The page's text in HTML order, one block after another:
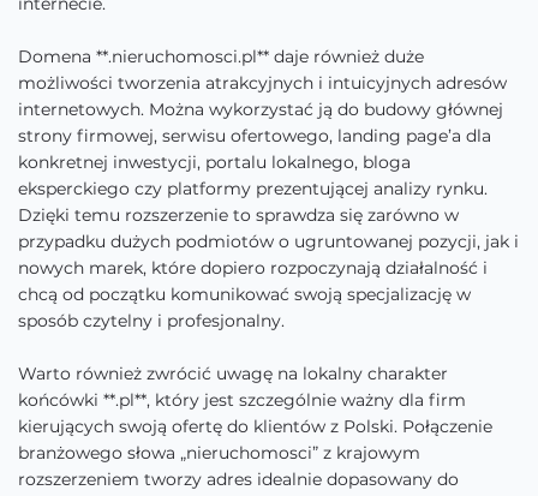
Domena **.nieruchomosci.pl** daje również duże
możliwości tworzenia atrakcyjnych i intuicyjnych adresów
internetowych. Można wykorzystać ją do budowy głównej
strony firmowej, serwisu ofertowego, landing page’a dla
konkretnej inwestycji, portalu lokalnego, bloga
eksperckiego czy platformy prezentującej analizy rynku.
Dzięki temu rozszerzenie to sprawdza się zarówno w
przypadku dużych podmiotów o ugruntowanej pozycji, jak i
nowych marek, które dopiero rozpoczynają działalność i
chcą od początku komunikować swoją specjalizację w
sposób czytelny i profesjonalny.
Warto również zwrócić uwagę na lokalny charakter
końcówki **.pl**, który jest szczególnie ważny dla firm
kierujących swoją ofertę do klientów z Polski. Połączenie
branżowego słowa „nieruchomosci” z krajowym
rozszerzeniem tworzy adres idealnie dopasowany do